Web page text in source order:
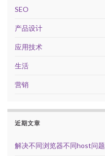
SEO
产品设计
应用技术
生活
营销
近期文章
解决不同浏览器不同host问题